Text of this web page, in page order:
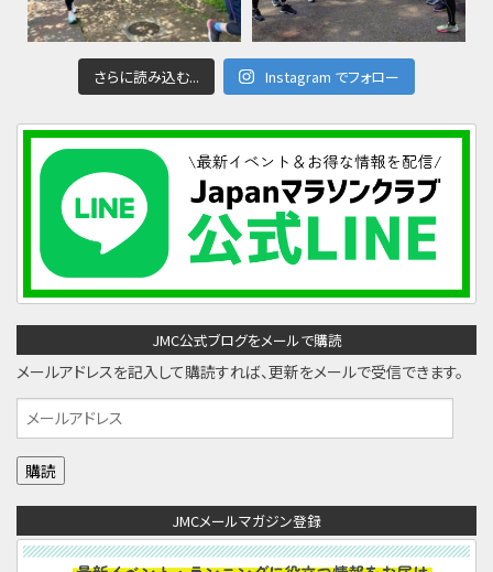
さらに読み込む... Instagram でフォロー
JMC公式ブログをメールで購読
メールアドレスを記入して購読すれば、更新をメールで受信できます。
メ
ー
ル
レ
JMCメールマガジン登録